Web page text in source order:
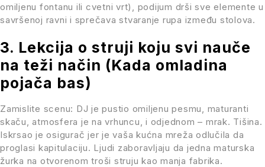
omiljenu fontanu ili cvetni vrt), podijum drši sve elemente u
savršenoj ravni i sprečava stvaranje rupa između stolova.
3. Lekcija o struji koju svi nauče
na teži način (Kada omladina
pojača bas)
Zamislite scenu: DJ je pustio omiljenu pesmu, maturanti
skaču, atmosfera je na vrhuncu, i odjednom – mrak. Tišina.
Iskrsao je osigurač jer je vaša kućna mreža odlučila da
proglasi kapitulaciju. Ljudi zaboravljaju da jedna maturska
žurka na otvorenom troši struju kao manja fabrika.